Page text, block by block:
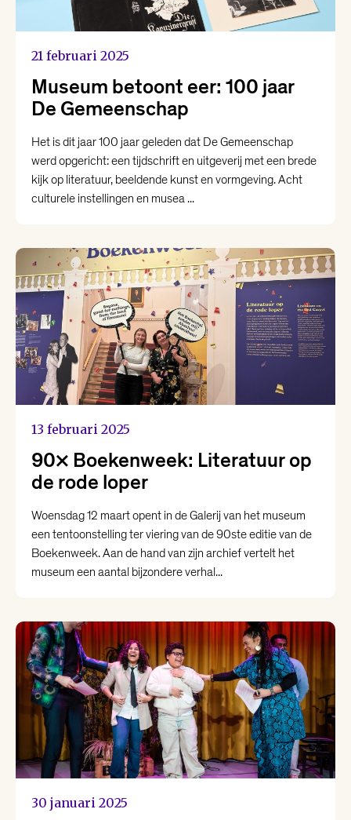
21 februari 2025
Museum betoont eer: 100 jaar
De Gemeenschap
Het is dit jaar 100 jaar geleden dat De Gemeenschap
werd opgericht: een tijdschrift en uitgeverij met een brede
kijk op literatuur, beeldende kunst en vormgeving. Acht
culturele instellingen en musea ...
13 februari 2025
90x Boekenweek: Literatuur op
de rode loper
Woensdag 12 maart opent in de Galerij van het museum
een tentoonstelling ter viering van de 90ste editie van de
Boekenweek. Aan de hand van zijn archief vertelt het
museum een aantal bijzondere verhal...
30 januari 2025